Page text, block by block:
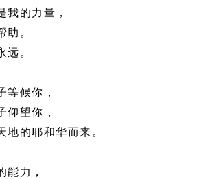
我的力量，
助。
远。
等候你，
仰望你，
地的耶和华而来。
能力，